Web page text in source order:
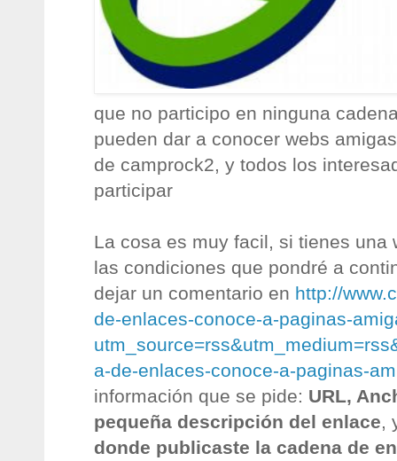
que no participo en ninguna
pueden dar a conocer webs
de camprock2, y todos los
participar
La cosa es muy facil, si tienes una
las condiciones que pondré a
dejar un comentario en http://
de-enlaces-conoce-a-paginas-
a-de-enlaces-conoce-a-paginas-
información que se pide: URL,
pequeña descripción del enlace
donde publicaste la cadena de